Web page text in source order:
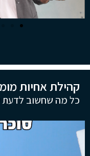
קהילת אחיות
כל מה שחשוב לדעת